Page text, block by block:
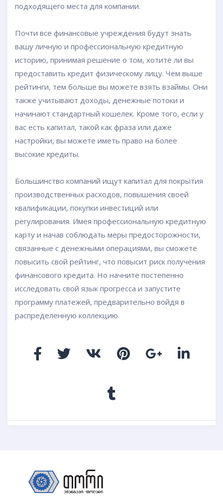
подходящего места для компании.
Почти все финансовые учреждения будут знать
вашу личную и профессиональную кредитную
историю, принимая решение о том, хотите ли вы
предоставить кредит физическому лицу. Чем выше
рейтинги, тем больше вы можете взять взаймы. Они
также учитывают доходы, денежные потоки и
начинают стандартный кошелек. Кроме того, если у
вас есть капитал, такой как фраза или даже
настройки, вы можете иметь право на более
высокие кредиты.
Большинство компаний ищут капитал для покрытия
производственных расходов, повышения своей
квалификации, покупки инвестиций или
регулирования. Имея профессиональную кредитную
карту и начав соблюдать меры предосторожности,
связанные с денежными операциями, вы сможете
повысить свой рейтинг, что повысит риск получения
финансового кредита. Но начните постепенно
исследовать свой язык прогресса и запустите
программу платежей, предварительно войдя в
распределенную коллекцию.